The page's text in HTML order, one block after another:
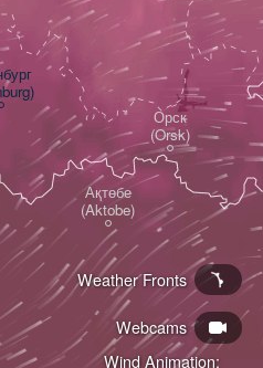
Wind Animation:
Webcams
Weather Fronts
Ақтөбе
(Aktobe)
Орск
(Orsk)